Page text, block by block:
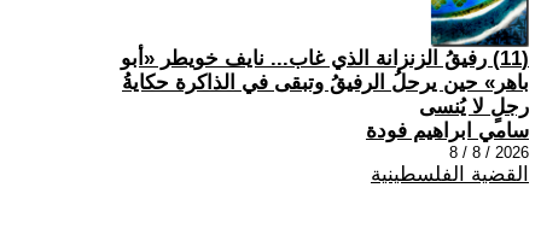
(11) رفيقُ الزنزانة الذي غاب... نايف خويطر «أبو
باهر» حين يرحلُ الرفيقُ وتبقى في الذاكرة حكايةُ
رجلٍ لا يُنسى
سامي ابراهيم فودة
2026 / 8 / 8
القضية الفلسطينية